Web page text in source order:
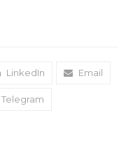
LinkedIn Email
Telegram